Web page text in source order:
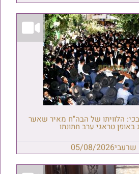
הלוויתו של הבה"ח מאיר שאער
באופן טראגי ערב חתונתו
05/08/2026